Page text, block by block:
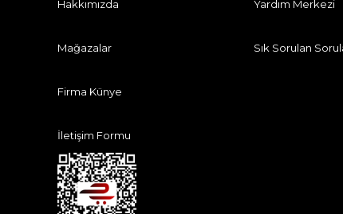
Hakkımızda
Mağazalar
Firma Künye
İletişim Formu
Yardım Merkezi
Sık Sorulan